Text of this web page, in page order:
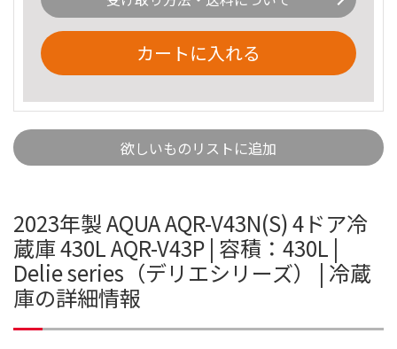
カートに入れる
欲しいものリストに追加
2023年製 AQUA AQR-V43N(S) 4ドア冷
蔵庫 430L AQR-V43P | 容積：430L |
Delie series（デリエシリーズ） | 冷蔵
庫の詳細情報